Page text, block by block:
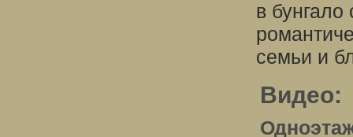
в
семьи и
Видео: